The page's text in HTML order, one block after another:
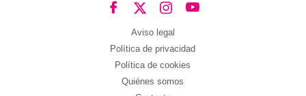
Aviso legal
Política de privacidad
Política de cookies
Quiénes somos